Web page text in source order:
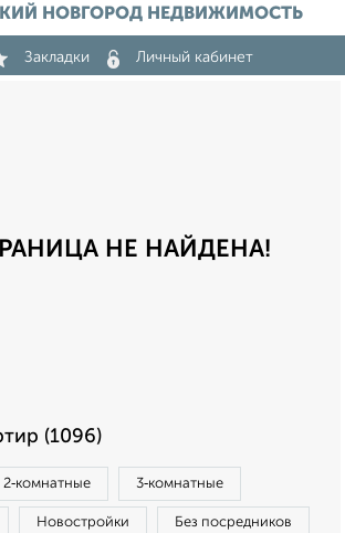
НОВГОРОД НЕДВИЖИМОСТЬ
Закладки Личный кабинет
НЕ НАЙДЕНА!
(1096)
2‑комнатные 3‑комнатные
Новостройки Без посредников